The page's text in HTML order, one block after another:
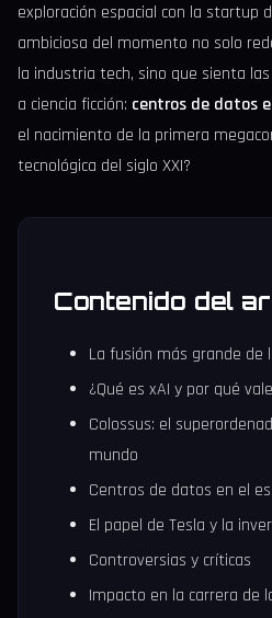
exploración espacial con la startup
ambiciosa del momento no solo
la industria tech, sino que sienta
a ciencia ficción: centros de datos
el nacimiento de la primera
tecnológica del siglo XXI?
Contenido del
La fusión más grande de
¿Qué es xAI y por qué
Colossus: el
mundo
Centros de datos en el
El papel de Tesla y la
Controversias y críticas
Impacto en la carrera de